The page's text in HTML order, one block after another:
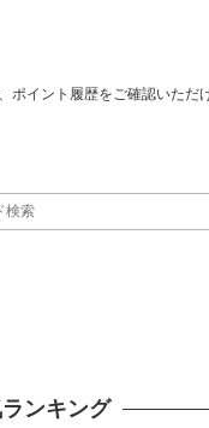
イント履歴をご確認いただけ
ンキング